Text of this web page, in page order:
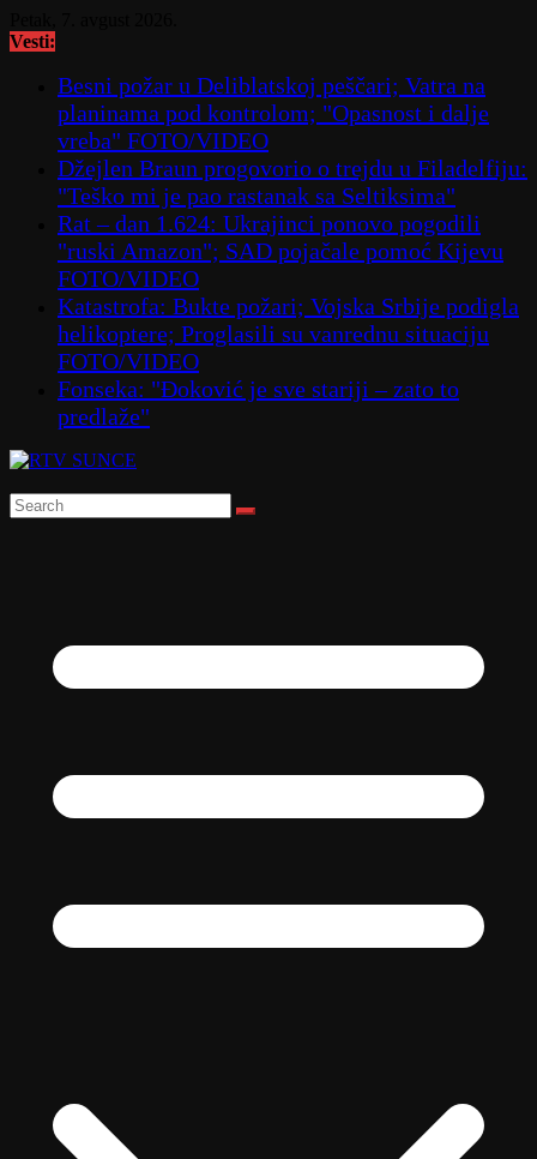
to
Vesti:
Besni požar u Deliblatskoj peščari; Vatra na
planinama pod kontrolom; "Opasnost i dalje
vreba" FOTO/VIDEO
Džejlen Braun progovorio o trejdu u Filadelfiju:
"Teško mi je pao rastanak sa Seltiksima"
Rat – dan 1.624: Ukrajinci ponovo pogodili
"ruski Amazon"; SAD pojačale pomoć Kijevu
FOTO/VIDEO
Katastrofa: Bukte požari; Vojska Srbije podigla
helikoptere; Proglasili su vanrednu situaciju
FOTO/VIDEO
Fonseka: "Đoković je sve stariji – zato to
predlaže"